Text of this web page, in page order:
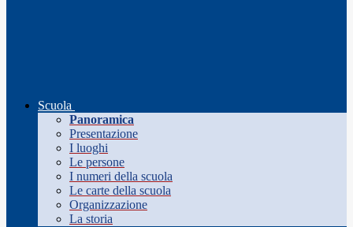
Scuola
Panoramica
Presentazione
I luoghi
Le persone
I numeri della scuola
Le carte della scuola
Organizzazione
La storia